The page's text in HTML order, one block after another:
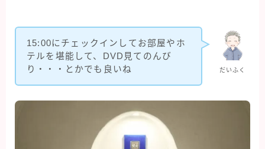
Follow Me
だいふく
15:00にチェックインしてお部屋やホ
テルを堪能して、DVD見てのんび
り・・・とかでも良いね